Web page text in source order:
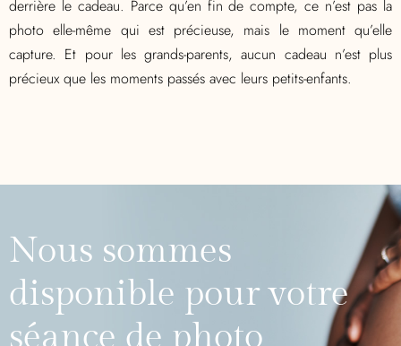
derrière le cadeau. Parce qu’en fin de compte, ce n’est pas la
photo elle-même qui est précieuse, mais le moment qu’elle
capture. Et pour les grands-parents, aucun cadeau n’est plus
précieux que les moments passés avec leurs petits-enfants.
Nous sommes
disponible pour votre
séance de photo